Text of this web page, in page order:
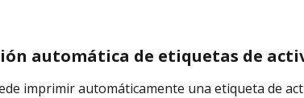
automática de etiquetas de
imprimir automáticamente una etiqueta de